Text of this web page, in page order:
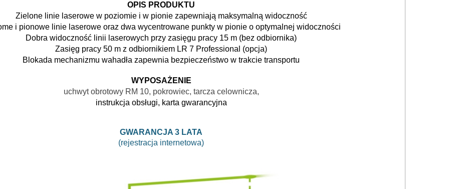
OPIS PRODUKTU
Zielone linie laserowe w poziomie i w pionie zapewniają maksymalną widoczność
i pionowe linie laserowe oraz dwa wycentrowane punkty w pionie o optymalnej widoczności
Dobra widoczność linii laserowych przy zasięgu pracy 15 m (bez odbiornika)
Zasięg pracy 50 m z odbiornikiem LR 7 Professional (opcja)
Blokada mechanizmu wahadła zapewnia bezpieczeństwo w trakcie transportu
WYPOSAŻENIE
uchwyt obrotowy RM 10, pokrowiec, tarcza celownicza,
instrukcja obsługi, karta gwarancyjna
GWARANCJA 3 LATA
(rejestracja internetowa)